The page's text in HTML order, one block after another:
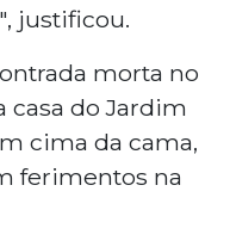
justificou.
morta no
casa do Jardim
cima da cama,
ferimentos na